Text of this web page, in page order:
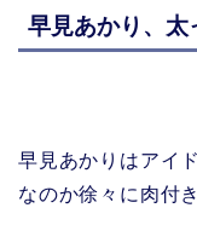
早見あかり、太
早見あかりはアイ
なのか徐々に肉付